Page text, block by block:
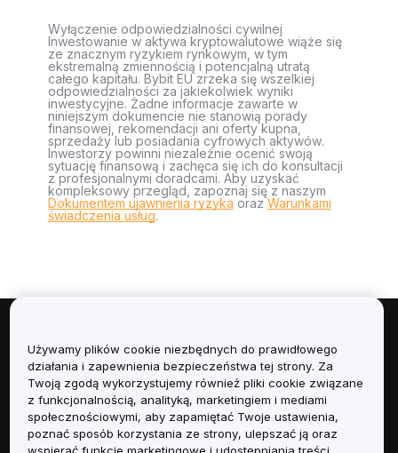
Wyłączenie odpowiedzialności cywilnej
Inwestowanie w aktywa kryptowalutowe wiąże się
ze znacznym ryzykiem rynkowym, w tym
ekstremalną zmiennością i potencjalną utratą
całego kapitału. Bybit EU zrzeka się wszelkiej
odpowiedzialności za jakiekolwiek wyniki
inwestycyjne. Żadne informacje zawarte w
niniejszym dokumencie nie stanowią porady
finansowej, rekomendacji ani oferty kupna,
sprzedaży lub posiadania cyfrowych aktywów.
Inwestorzy powinni niezależnie ocenić swoją
sytuację finansową i zachęca się ich do konsultacji
z profesjonalnymi doradcami. Aby uzyskać
kompleksowy przegląd, zapoznaj się z naszym
Dokumentem ujawnienia ryzyka orazWarunkami
świadczenia usług.
Informacje
Usługi
Obsługa Klienta
Używamy plików cookie niezbędnych do prawidłowego
działania i zapewnienia bezpieczeństwa tej strony. Za
Twoją zgodą wykorzystujemy również pliki cookie związane
z funkcjonalnością, analityką, marketingiem i mediami
społecznościowymi, aby zapamiętać Twoje ustawienia,
poznać sposób korzystania ze strony, ulepszać ją oraz